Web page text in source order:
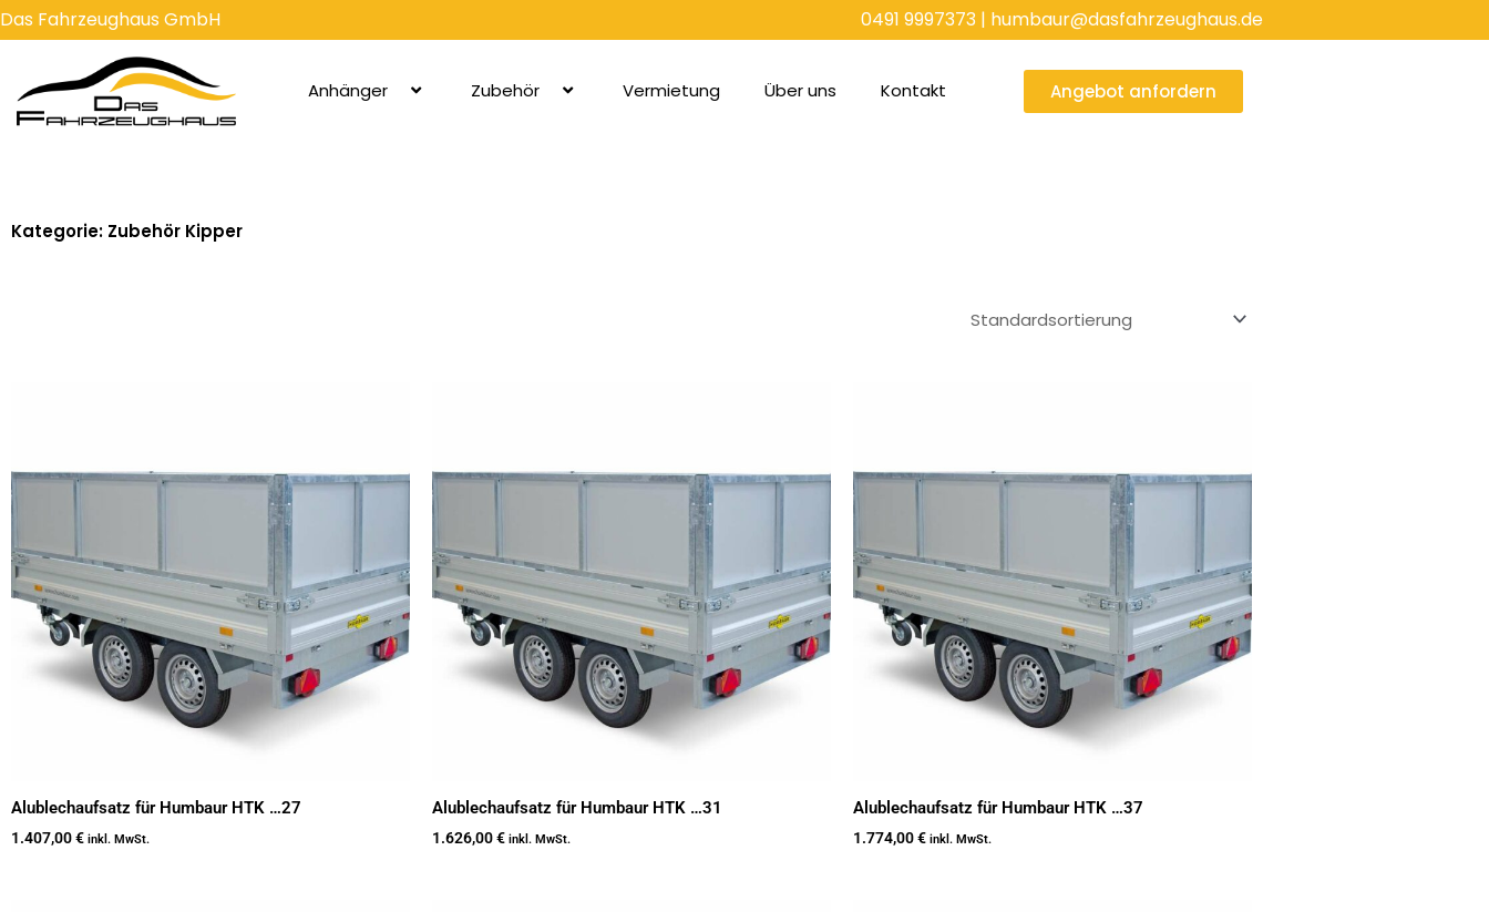
Zum
Inhalt
Das Fahrzeughaus GmbH 0491 9997373 | humbaur@dasfahrzeughaus.de
Anhänger Zubehör Vermietung Über uns Kontakt Angebot anfordern
Kategorie: Zubehör Kipper
Alublechaufsatz für Humbaur HTK …27
1.407,00€ inkl. MwSt.
Alublechaufsatz für Humbaur HTK …31
1.626,00€ inkl. MwSt.
Alublechaufsatz für Humbaur HTK …37
1.774,00€ inkl. MwSt.